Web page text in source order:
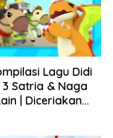
Lagu Didi
3 Satria & Naga
| Diceriakan